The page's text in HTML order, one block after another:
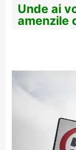
Unde ai
amenzile